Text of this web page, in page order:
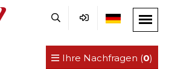
Ihre Nachfragen (0)